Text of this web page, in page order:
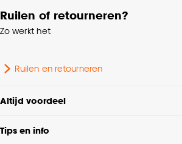
Ruilen of retourneren?
Zo werkt het
Ruilen en retourneren
Altijd voordeel
Tips en info